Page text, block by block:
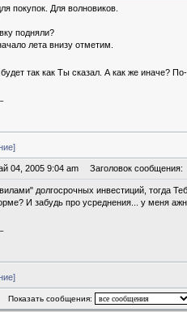
покупок. Для волновиков.
подняли?
лета внизу отметим.
так как Ты сказал. А как же иначе?
04, 2005 9:04 am Заголовок сообщения:
долгосрочных инвестиций, тогда
И забудь про усреднения... у меня
Показать сообщения: